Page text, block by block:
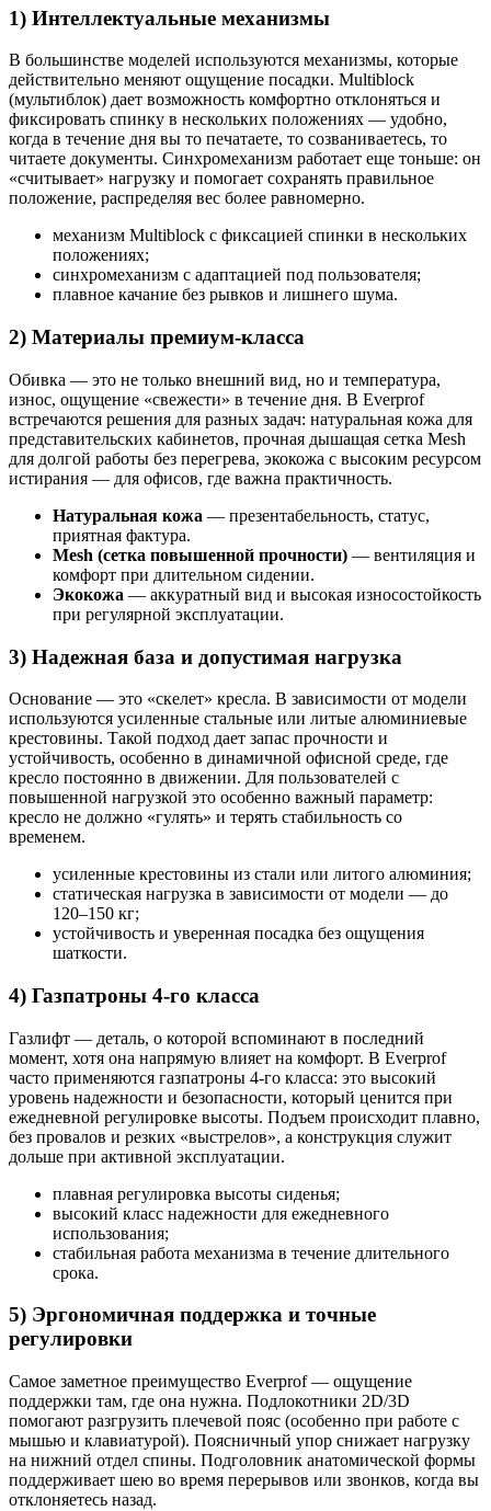
1) Интеллектуальные механизмы
В большинстве моделей используются механизмы, которые
действительно меняют ощущение посадки. Multiblock
(мультиблок) дает возможность комфортно отклоняться и
фиксировать спинку в нескольких положениях — удобно,
когда в течение дня вы то печатаете, то созваниваетесь, то
читаете документы. Синхромеханизм работает еще тоньше: он
«считывает» нагрузку и помогает сохранять правильное
положение, распределяя вес более равномерно.
механизм Multiblock с фиксацией спинки в нескольких
положениях;
синхромеханизм с адаптацией под пользователя;
плавное качание без рывков и лишнего шума.
2) Материалы премиум-класса
Обивка — это не только внешний вид, но и температура,
износ, ощущение «свежести» в течение дня. В Everprof
встречаются решения для разных задач: натуральная кожа для
представительских кабинетов, прочная дышащая сетка Mesh
для долгой работы без перегрева, экокожа с высоким ресурсом
истирания — для офисов, где важна практичность.
Натуральная кожа — презентабельность, статус,
приятная фактура.
Mesh (сетка повышенной прочности) — вентиляция и
комфорт при длительном сидении.
Экокожа — аккуратный вид и высокая износостойкость
при регулярной эксплуатации.
3) Надежная база и допустимая нагрузка
Основание — это «скелет» кресла. В зависимости от модели
используются усиленные стальные или литые алюминиевые
крестовины. Такой подход дает запас прочности и
устойчивость, особенно в динамичной офисной среде, где
кресло постоянно в движении. Для пользователей с
повышенной нагрузкой это особенно важный параметр:
кресло не должно «гулять» и терять стабильность со
временем.
усиленные крестовины из стали или литого алюминия;
статическая нагрузка в зависимости от модели — до
120–150 кг;
устойчивость и уверенная посадка без ощущения
шаткости.
4) Газпатроны 4-го класса
Газлифт — деталь, о которой вспоминают в последний
момент, хотя она напрямую влияет на комфорт. В Everprof
часто применяются газпатроны 4-го класса: это высокий
уровень надежности и безопасности, который ценится при
ежедневной регулировке высоты. Подъем происходит плавно,
без провалов и резких «выстрелов», а конструкция служит
дольше при активной эксплуатации.
плавная регулировка высоты сиденья;
высокий класс надежности для ежедневного
использования;
стабильная работа механизма в течение длительного
срока.
5) Эргономичная поддержка и точные
регулировки
Самое заметное преимущество Everprof — ощущение
поддержки там, где она нужна. Подлокотники 2D/3D
помогают разгрузить плечевой пояс (особенно при работе с
мышью и клавиатурой). Поясничный упор снижает нагрузку
на нижний отдел спины. Подголовник анатомической формы
поддерживает шею во время перерывов или звонков, когда вы
отклоняетесь назад.